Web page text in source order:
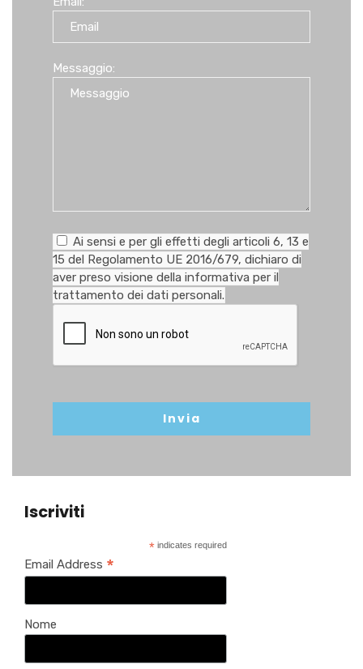
Messaggio:
Ai sensi e per gli effetti degli articoli 6, 13 e
15 del Regolamento UE 2016/679, dichiaro di
aver preso visione della informativa per il
trattamento dei dati personali.
Iscriviti
*indicates required
Email Address *
Nome